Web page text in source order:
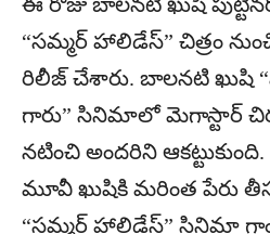
“సమ్మర్ హాలిడేస్” చిత్రం
రిలీజ్ చేశారు. బాలనటి ఖుషి
గారు” సినిమాలో మెగాస్టార్
నటించి అందరిని
మూవీ ఖుషికి మరింత పేరు
“సమ్మర్ హాలిడేస్” సినిమా